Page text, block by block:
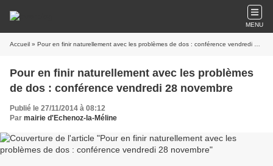
MENU
Accueil » Pour en finir naturellement avec les problèmes de dos : conférence vendredi 28 novembre
Pour en finir naturellement avec les problèmes
de dos : conférence vendredi 28 novembre
Publié le 27/11/2014 à 08:12
Par mairie d'Echenoz-la-Méline